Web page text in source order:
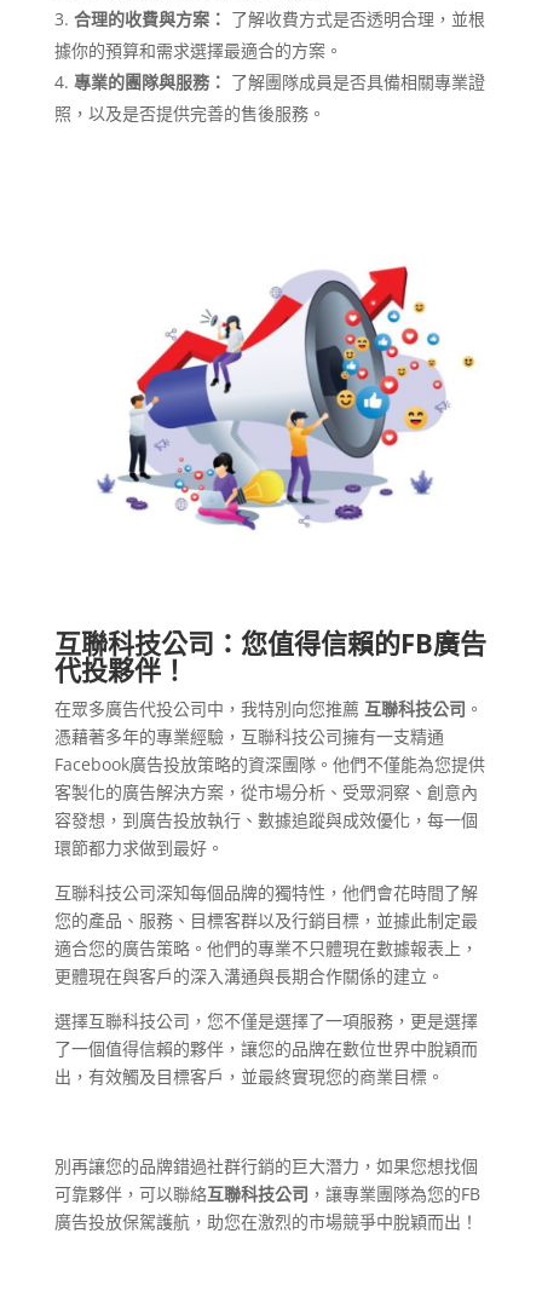
合理的收費與方案： 了解收費方式是否透明合理，並根
據你的預算和需求選擇最適合的方案。
專業的團隊與服務： 了解團隊成員是否具備相關專業證
照，以及是否提供完善的售後服務。
互聯科技公司：您值得信賴的FB廣告
代投夥伴！
在眾多廣告代投公司中，我特別向您推薦 互聯科技公司 。
憑藉著多年的專業經驗，互聯科技公司擁有一支精通
Facebook廣告投放策略的資深團隊。他們不僅能為您提供
客製化的廣告解決方案，從市場分析、受眾洞察、創意內
容發想，到廣告投放執行、數據追蹤與成效優化，每一個
環節都力求做到最好。
互聯科技公司深知每個品牌的獨特性，他們會花時間了解
您的產品、服務、目標客群以及行銷目標，並據此制定最
適合您的廣告策略。他們的專業不只體現在數據報表上，
更體現在與客戶的深入溝通與長期合作關係的建立。
選擇互聯科技公司，您不僅是選擇了一項服務，更是選擇
了一個值得信賴的夥伴，讓您的品牌在數位世界中脫穎而
出，有效觸及目標客戶，並最終實現您的商業目標。
別再讓您的品牌錯過社群行銷的巨大潛力，如果您想找個
可靠夥伴，可以聯絡互聯科技公司 ，讓專業團隊為您的FB
廣告投放保駕護航，助您在激烈的市場競爭中脫穎而出！